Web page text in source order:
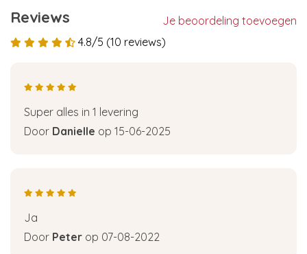
Reviews
Je beoordeling toevoegen
4.8/5 (10 reviews)
Super alles in 1 levering
Door Danielle op 15-06-2025
Ja
Door Peter op 07-08-2022